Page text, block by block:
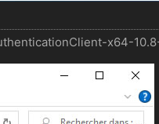
x64-